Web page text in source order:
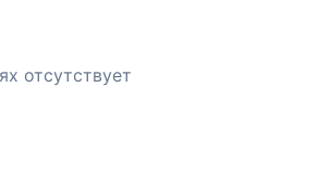
отсутствует